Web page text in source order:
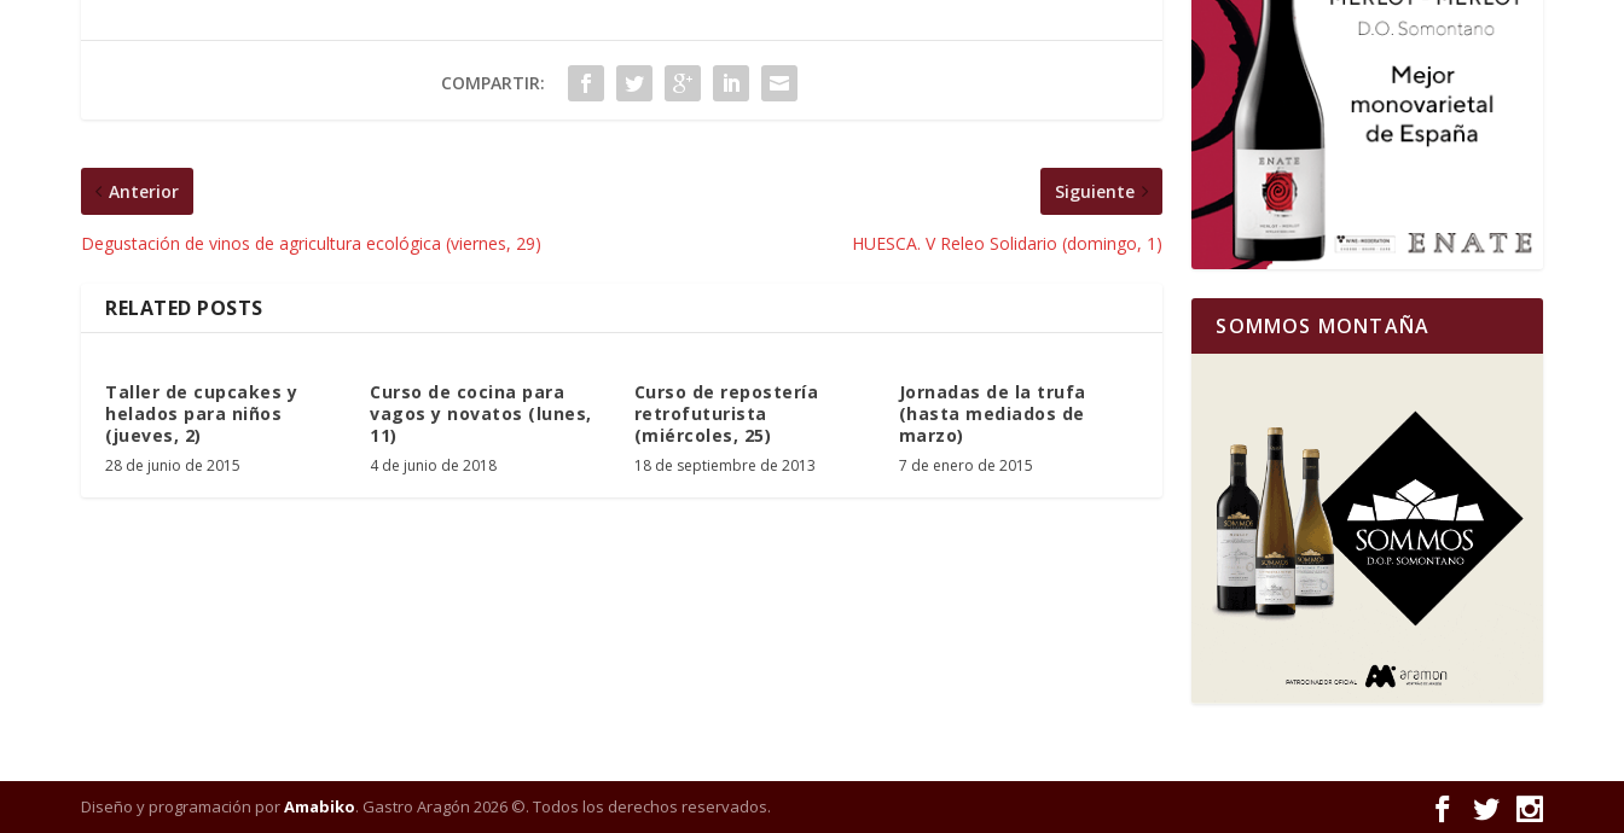
COMPARTIR:
Anterior
Degustación de vinos de agricultura ecológica (viernes, 29)
Siguiente
HUESCA. V Releo Solidario (domingo, 1)
RELATED POSTS
Taller de cupcakes y
helados para niños
(jueves, 2)
28 de junio de 2015
Curso de cocina para
vagos y novatos (lunes,
11)
4 de junio de 2018
Curso de repostería
retrofuturista
(miércoles, 25)
18 de septiembre de 2013
Jornadas de la trufa
(hasta mediados de
marzo)
7 de enero de 2015
SOMMOS MONTAÑA
Diseño y programación porAmabiko. Gastro Aragón 2026 ©. Todos los derechos reservados.